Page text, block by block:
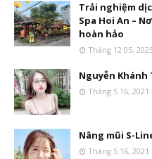
Trải nghiệm
Spa Hoi An –
hoàn hảo
Tháng 12 05,
Nguyễn Khánh
Tháng 5 16, 2021
Nâng mũi S-
Tháng 5 16, 2021